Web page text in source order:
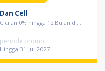
Dan Cell
Cicilan 0% hingga 12 Bulan di...
periode promo
Hingga 31 Jul 2027